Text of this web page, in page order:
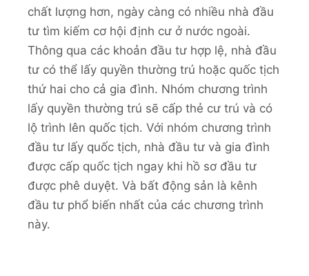
chất lượng hơn, ngày càng có nhiều nhà đầu
tư tìm kiếm cơ hội định cư ở nước ngoài.
Thông qua các khoản đầu tư hợp lệ, nhà đầu
tư có thể lấy quyền thường trú hoặc quốc tịch
thứ hai cho cả gia đình. Nhóm chương trình
lấy quyền thường trú sẽ cấp thẻ cư trú và có
lộ trình lên quốc tịch. Với nhóm chương trình
đầu tư lấy quốc tịch, nhà đầu tư và gia đình
được cấp quốc tịch ngay khi hồ sơ đầu tư
được phê duyệt. Và bất động sản là kênh
đầu tư phổ biến nhất của các chương trình
này.